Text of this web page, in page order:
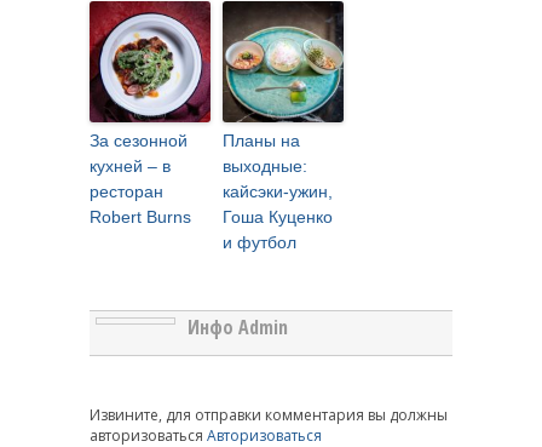
За сезонной
кухней – в
ресторан
Robert Burns
Планы на
выходные:
кайсэки-ужин,
Гоша Куценко
и футбол
Инфо Admin
Извините, для отправки комментария вы должны
авторизоваться Авторизоваться